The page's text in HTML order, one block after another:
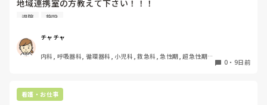
地域連携室の方教えて下さい！！！
施設側が診療あとサマリーＦAXほしいとのことで、施設宛で
時に頂く原本とＦAXは同じになるのでしょうか？もし同じ
なら、往診医の名前を入れてもらった方が良かったのか💦💦
と焦っています😱
退院 施設
チャチャ
内科, 呼吸器科, 循環器科, 小児科, 救急科, 急性期, 超急性期,
0 ・ 9日前
看護・お仕事